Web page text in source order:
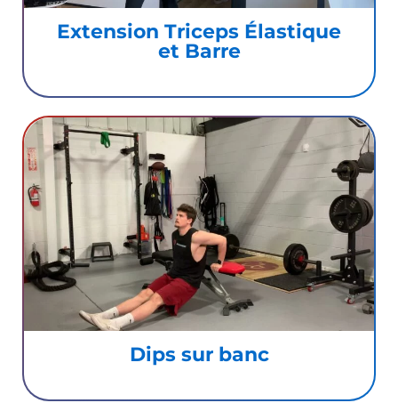
Extension Triceps Élastique
et Barre
Dips sur banc